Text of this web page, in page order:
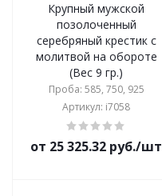
Крупный мужской
позолоченный
серебряный крестик с
молитвой на обороте
(Вес 9 гр.)
Проба: 585, 750, 925
Артикул: i7058
от 25 325.32 руб./шт